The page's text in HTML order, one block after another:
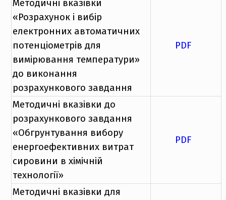
Методичні вказівки
«Розрахунок і вибір
електронних автоматичних
потенціометрів для
вимірювання температури»
до виконання
розрахункового завдання
PDF
Методичні вказівки до
розрахункового завдання
«Обгрунтування вибору
енергоефективних витрат
сировини в хімічній
технології»
PDF
Методичні вказівки для